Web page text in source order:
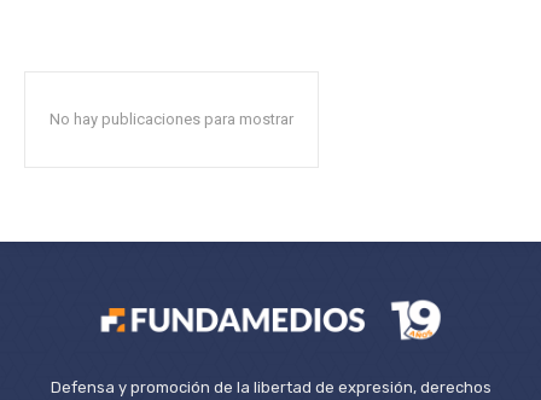
No hay publicaciones para mostrar
Defensa y promoción de la libertad de expresión, derechos